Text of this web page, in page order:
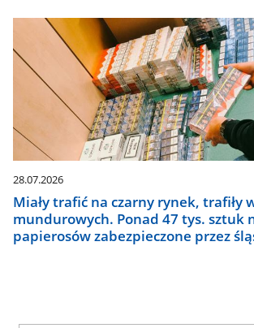
28.07.2026
Miały trafić na czarny rynek, trafiły
mundurowych. Ponad 47 tys. sztuk
papierosów zabezpieczone przez